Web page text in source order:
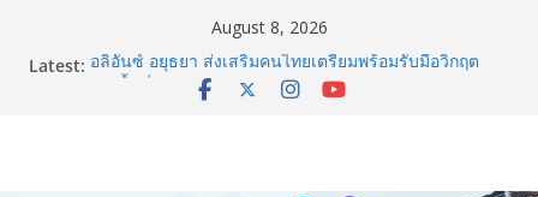
August 8, 2026
Latest: อลิอันซ์ อยุธยา ส่งเสริมคนไทยเตรียมพร้อมรับมือวิกฤต
เปิดพื้นที่ “Level Up the Care by Allianz Ayudhya